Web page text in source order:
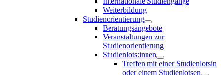
Weiterbildung
Studienorientierung
Beratungsangebote
Veranstaltungen zur
Studienorientierung
Studienlots:innen
Treffen mit einer Studienlotsin
oder einem Studienlotsen